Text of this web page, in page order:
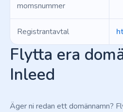
momsnummer
Registrantavtal
Flytta era
Inleed
Äger ni redan ett domännamn?